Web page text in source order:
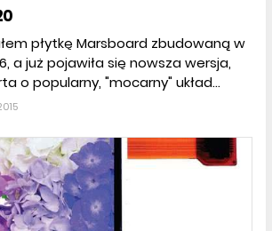
płytkę Marsboard zbudowaną w
a już pojawiła się nowsza wersja,
o popularny, "mocarny" układ...